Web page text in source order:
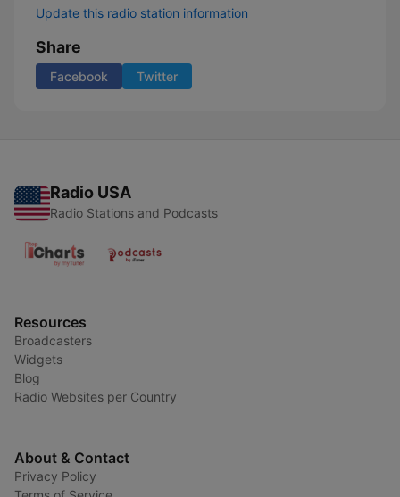
Update this radio station information
Share
Facebook Twitter
Radio USA
Radio Stations and Podcasts
Resources
Broadcasters
Widgets
Blog
Radio Websites per Country
About & Contact
Privacy Policy